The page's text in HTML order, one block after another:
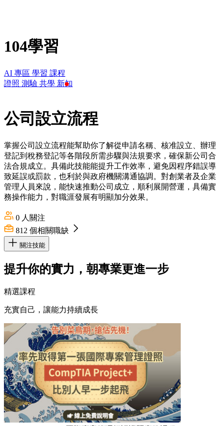
104學習
AI 專區 學習 課程
證照 測驗 共學 新知
公司設立流程
掌握公司設立流程能幫助你了解從申請名稱、核准設立、辦理
登記到稅務登記等各階段所需步驟與法規要求，確保新公司合
法合規成立。具備此技能能提升工作效率，避免因程序錯誤導
致延誤或罰款，也利於與政府機關溝通協調。對創業者及企業
管理人員來說，能快速推動公司成立，順利展開營運，具備實
務操作能力，對職涯發展有明顯加分效果。
0 人關注
812 個相關職缺
關注技能
提升你的實力，朝專業更進一步
精選課程
充實自己，讓能力持續成長